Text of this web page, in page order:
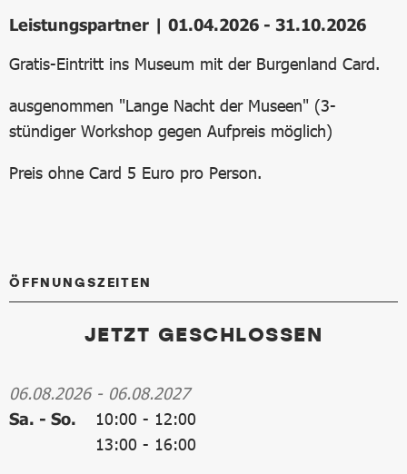
Leistungspartner | 01.04.2026 - 31.10.2026
Gratis-Eintritt ins Museum mit der Burgenland Card.
ausgenommen "Lange Nacht der Museen" (3-
stündiger Workshop gegen Aufpreis möglich)
Preis ohne Card 5 Euro pro Person.
ÖFFNUNGSZEITEN
JETZT GESCHLOSSEN
06.08.2026- 06.08.2027
Sa. - So.
10:00 - 12:00
13:00 - 16:00